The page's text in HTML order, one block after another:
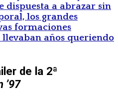
dispuesta a abrazar sin
los grandes
formaciones
años queriendo
de la 2ª
’97